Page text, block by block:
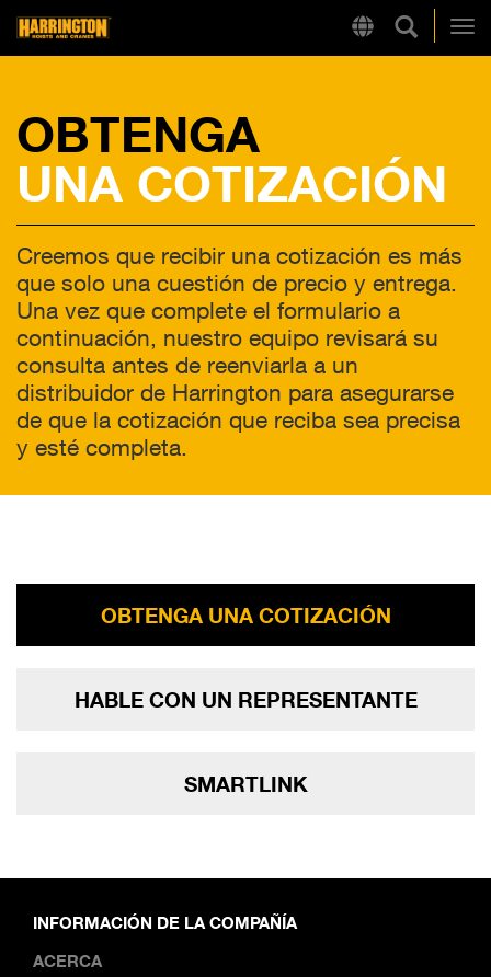
RegionHarrington
LINKS RÁPIDOS
OBTENGA
UNA COTIZACIÓN
Creemos que recibir una cotización es más
que solo una cuestión de precio y entrega.
Una vez que complete el formulario a
continuación, nuestro equipo revisará su
consulta antes de reenviarla a un
distribuidor de Harrington para asegurarse
de que la cotización que reciba sea precisa
y esté completa.
OBTENGA UNA COTIZACIÓN
HABLE CON UN REPRESENTANTE
SMARTLINK
INFORMACIÓN DE LA COMPAÑÍA
ACERCA